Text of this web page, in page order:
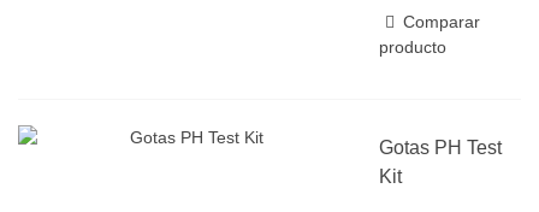
Comparar
producto
Gotas PH Test
Kit